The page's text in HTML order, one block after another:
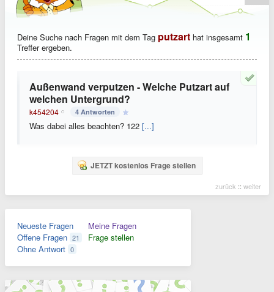
Deine Suche nach Fragen mit dem Tag putzart hat insgesamt 1
Treffer ergeben.
Außenwand verputzen - Welche Putzart auf
welchen Untergrund?
k454204 4 Antworten
Was dabei alles beachten? 122 [...]
JETZT kostenlos Frage stellen
zurück :: weiter
Neueste Fragen
Offene Fragen 21
Ohne Antwort 0
Meine Fragen
Frage stellen